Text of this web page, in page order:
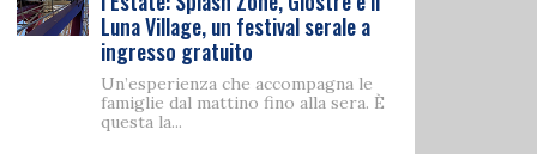
Luna Village, un festival serale a
ingresso gratuito
Un’esperienza che accompagna le
famiglie dal mattino fino alla sera. È
questa la...